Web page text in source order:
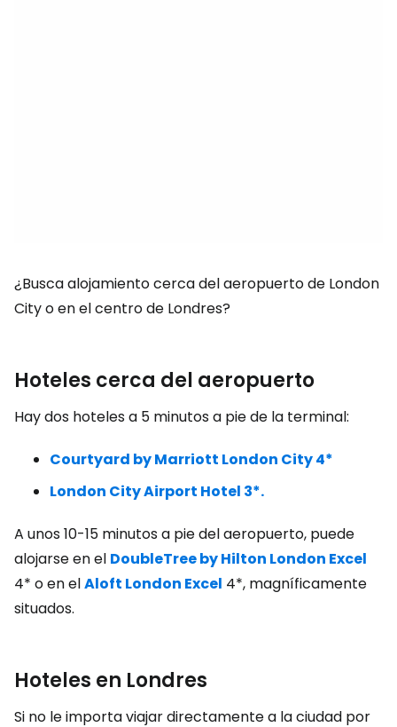
¿Busca alojamiento cerca del aeropuerto de London
City o en el centro de Londres?
Hoteles cerca del aeropuerto
Hay dos hoteles a 5 minutos a pie de la terminal:
Courtyard by Marriott London City 4*
London City Airport Hotel 3*.
A unos 10-15 minutos a pie del aeropuerto, puede
alojarse en el DoubleTree by Hilton London Excel
4* o en elAloft London Excel 4*, magníficamente
situados.
Hoteles en Londres
Si no le importa viajar directamente a la ciudad por